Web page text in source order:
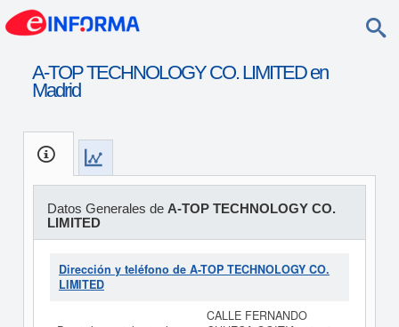
A-TOP TECHNOLOGY CO. LIMITED en
Madrid
Datos Generales de A-TOP TECHNOLOGY CO.
LIMITED
Dirección y teléfono de A-TOP TECHNOLOGY CO.
LIMITED
CALLE FERNANDO